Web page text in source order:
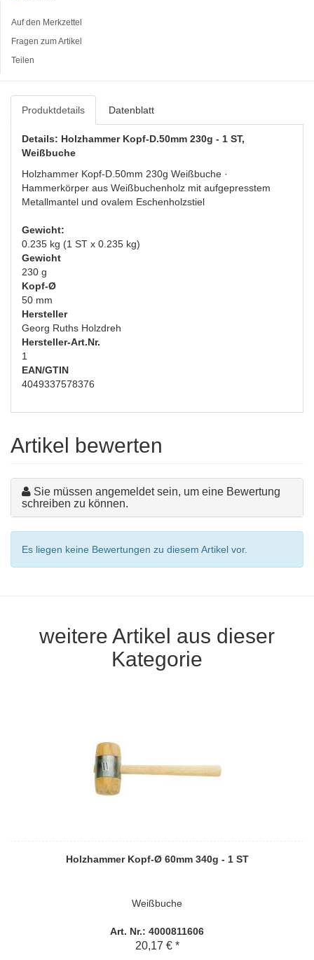
Auf den Merkzettel
Fragen zum Artikel
Teilen
Produktdetails Datenblatt
Details: Holzhammer Kopf-D.50mm 230g - 1 ST,
Weißbuche
Holzhammer Kopf-D.50mm 230g Weißbuche ·
Hammerkörper aus Weißbuchenholz mit aufgepresstem
Metallmantel und ovalem Eschenholzstiel
Gewicht:
0.235 kg (1 ST x 0.235 kg)
Gewicht
230 g
Kopf-Ø
50 mm
Hersteller
Georg Ruths Holzdreh
Hersteller-Art.Nr.
1
EAN/GTIN
4049337578376
Artikel bewerten
Sie müssen angemeldet sein, um eine Bewertung
schreiben zu können.
Es liegen keine Bewertungen zu diesem Artikel vor.
weitere Artikel aus dieser
Kategorie
Holzhammer Kopf-Ø 60mm 340g - 1 ST
Weißbuche
Art. Nr.: 4000811606
20,17 € *